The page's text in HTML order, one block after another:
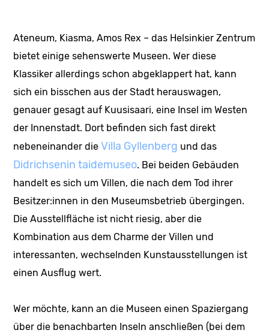
Ateneum, Kiasma, Amos Rex – das Helsinkier Zentrum
bietet einige sehenswerte Museen. Wer diese
Klassiker allerdings schon abgeklappert hat, kann
sich ein bisschen aus der Stadt herauswagen,
genauer gesagt auf Kuusisaari, eine Insel im Westen
der Innenstadt. Dort befinden sich fast direkt
nebeneinander dieVilla Gyllenberg und das
Didrichsenin taidemuseo. Bei beiden Gebäuden
handelt es sich um Villen, die nach dem Tod ihrer
Besitzer:innen in den Museumsbetrieb übergingen.
Die Ausstellfläche ist nicht riesig, aber die
Kombination aus dem Charme der Villen und
interessanten, wechselnden Kunstausstellungen ist
einen Ausflug wert.
Wer möchte, kann an die Museen einen Spaziergang
über die benachbarten Inseln anschließen (bei dem